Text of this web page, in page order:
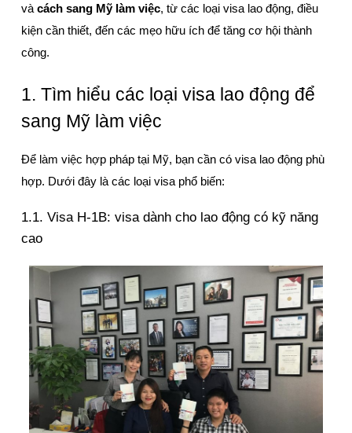
và cách sang Mỹ làm việc, từ các loại visa lao động, điều
kiện cần thiết, đến các mẹo hữu ích để tăng cơ hội thành
công.
1. Tìm hiểu các loại visa lao động để
sang Mỹ làm việc
Để làm việc hợp pháp tại Mỹ, bạn cần có visa lao động phù
hợp. Dưới đây là các loại visa phổ biến:
1.1. Visa H-1B: visa dành cho lao động có kỹ năng
cao